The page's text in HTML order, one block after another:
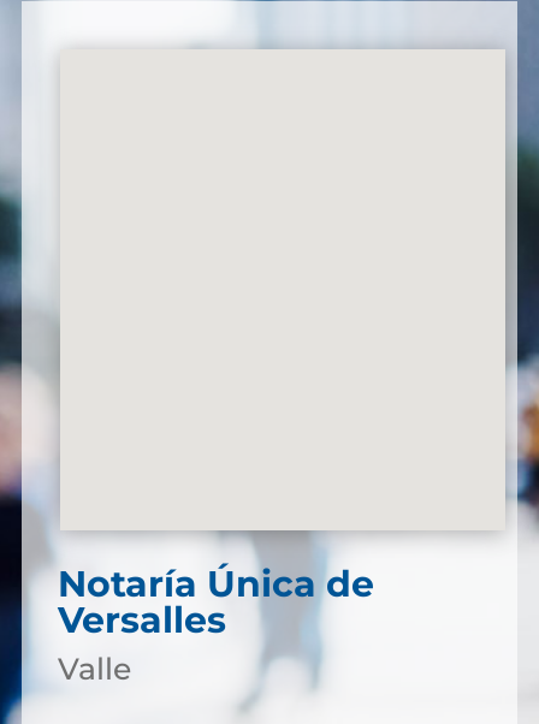
Notaría Única de
Versalles
Valle